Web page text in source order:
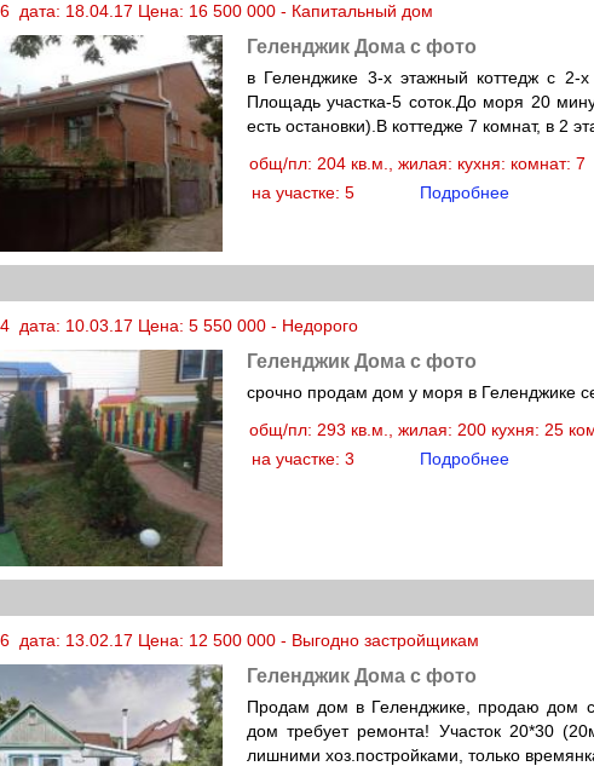
дата: 18.04.17 Цена: 16 500 000 - Капитальный дом
Геленджик Дома с фото
в Геленджике 3-х этажный коттедж с 2-
Площадь участка-5 соток.До моря 20
есть остановки).В коттедже 7 комнат, в 2
общ/пл: 204 кв.м., жилая: кухня: комнат: 7
на участке: 5
Подробнее
дата: 10.03.17 Цена: 5 550 000 - Недорого
Геленджик Дома с фото
срочно продам дом у моря в Геленджике
общ/пл: 293 кв.м., жилая: 200 кухня: 25
на участке: 3
Подробнее
дата: 13.02.17 Цена: 12 500 000 - Выгодно застройщикам
Геленджик Дома с фото
Продам дом в Геленджике, продаю дом
дом требует ремонта! Участок 20*30
лишними хоз.постройками, только